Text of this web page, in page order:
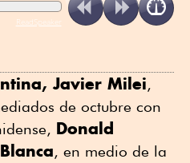
ReadSpeaker
Javier Milei,
de octubre con
Donald
, en medio de la